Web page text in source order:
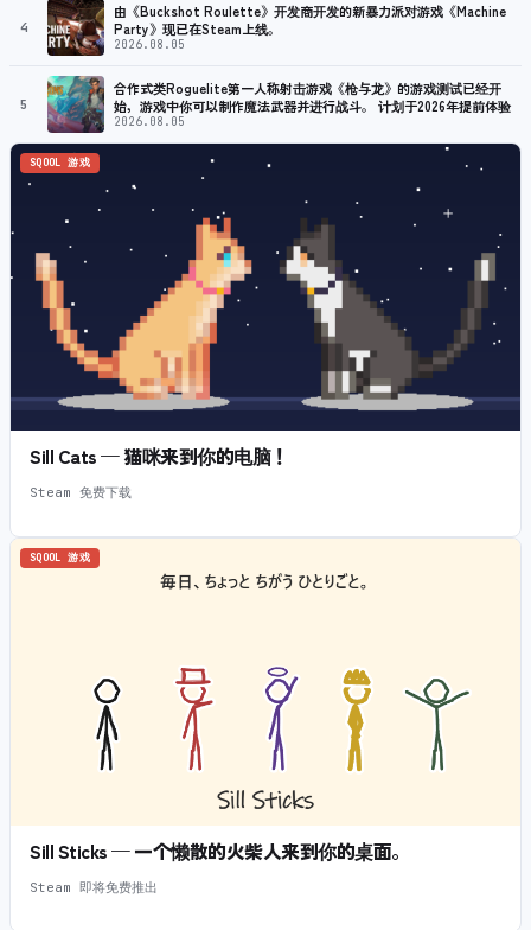
4
由《Buckshot Roulette》开发商开发的新暴力派对游戏《Machine
Party》现已在Steam上线。
2026.08.05
5
合作式类Roguelite第一人称射击游戏《枪与龙》的游戏测试已经开
始，游戏中你可以制作魔法武器并进行战斗。 计划于2026年提前体验
2026.08.05
SQOOL 游戏
Sill Cats — 猫咪来到你的电脑！
Steam 免费下载
SQOOL 游戏
Sill Sticks — 一个懒散的火柴人来到你的桌面。
Steam 即将免费推出